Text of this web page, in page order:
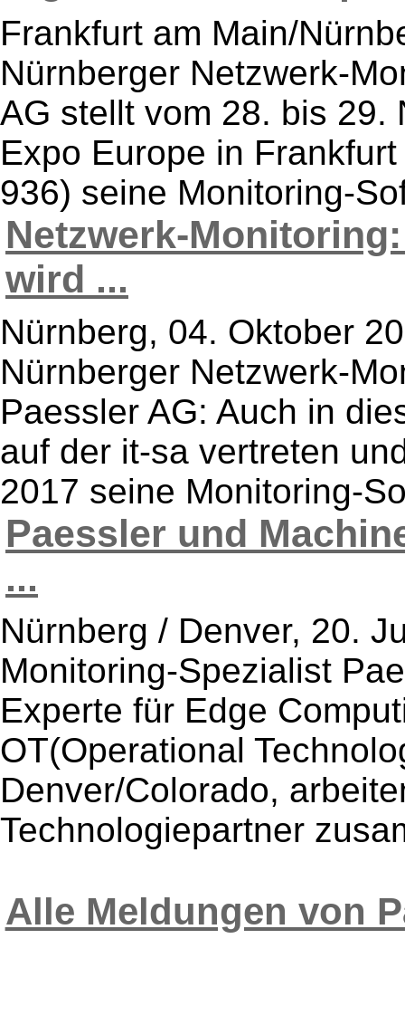
Frankfurt am Main/
Nürnberger Netzwerk-
AG stellt vom 28. bis 29.
Expo Europe in
936) seine Monitoring-
Netzwerk-
wird ...
Nürnberg, 04. Oktober
Nürnberger Netzwerk-
Paessler AG: Auch in
auf der it-sa vertreten
2017 seine Monitoring-
Paessler und
...
Nürnberg / Denver, 20.
Monitoring-Spezialist
Experte für Edge
OT(Operational
Denver/Colorado,
Technologiepartner
Alle Meldungen von